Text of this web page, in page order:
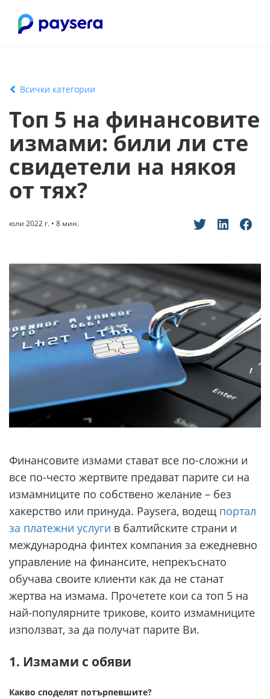
Всички категории
Топ 5 на финансовите
измами: били ли сте
свидетели на някоя
от тях?
юли 2022 г. • 8 мин.
Финансовите измами стават все по-сложни и
все по-често жертвите предават парите си на
измамниците по собствено желание – без
хакерство или принуда. Paysera, водещ портал
за платежни услуги в балтийските страни и
международна финтех компания за ежедневно
управление на финансите, непрекъснато
обучава своите клиенти как да не станат
жертва на измама. Прочетете кои са топ 5 на
най-популярните трикове, които измамниците
използват, за да получат парите Ви.
1. Измами с обяви
Какво споделят потърпевшите?